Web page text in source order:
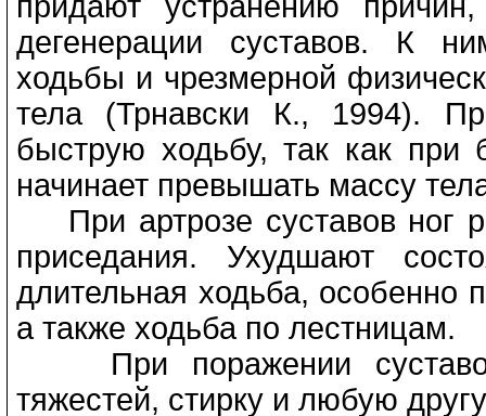
дегенерации суставов. К
ходьбы и чрезмерной
тела (Трнавски К., 1994).
быструю ходьбу, так как при
начинает превышать массу
При артрозе суставов ног
приседания. Ухудшают
длительная ходьба, особенно
а также ходьба по лестницам.
При поражении суставов
тяжестей, стирку и любую